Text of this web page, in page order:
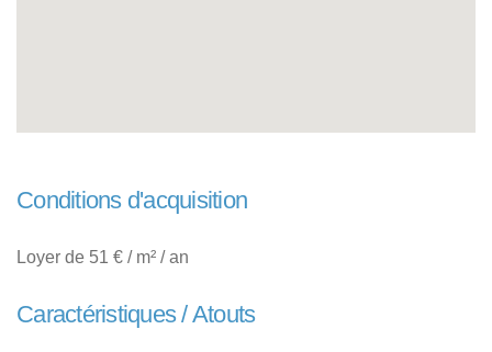
Conditions d'acquisition
Loyer de 51 € / m² / an
Caractéristiques / Atouts